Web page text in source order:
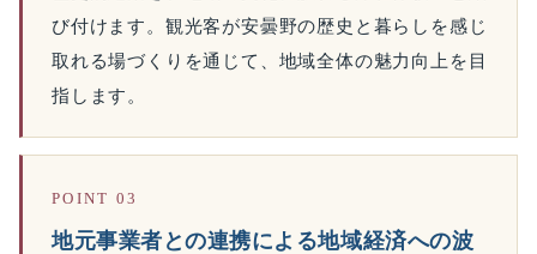
び付けます。観光客が安曇野の歴史と暮らしを感じ
取れる場づくりを通じて、地域全体の魅力向上を目
指します。
POINT 03
地元事業者との連携による地域経済への波